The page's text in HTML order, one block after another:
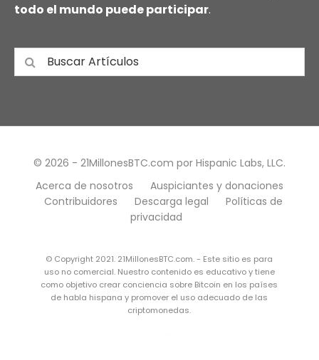
todo el mundo puede participar.
© 2026 - 21MillonesBTC.com por Hispanic Labs, LLC.
Acerca de nosotros
Auspiciantes y donaciones
Contribuidores
Descarga legal
Políticas de
privacidad
© Copyright 2021. 21MillonesBTC.com. - Este sitio es para
uso no comercial. Nuestro contenido es educativo y tiene
como objetivo crear conciencia sobre Bitcoin en los países
de habla hispana y promover el uso adecuado de las
criptomonedas.